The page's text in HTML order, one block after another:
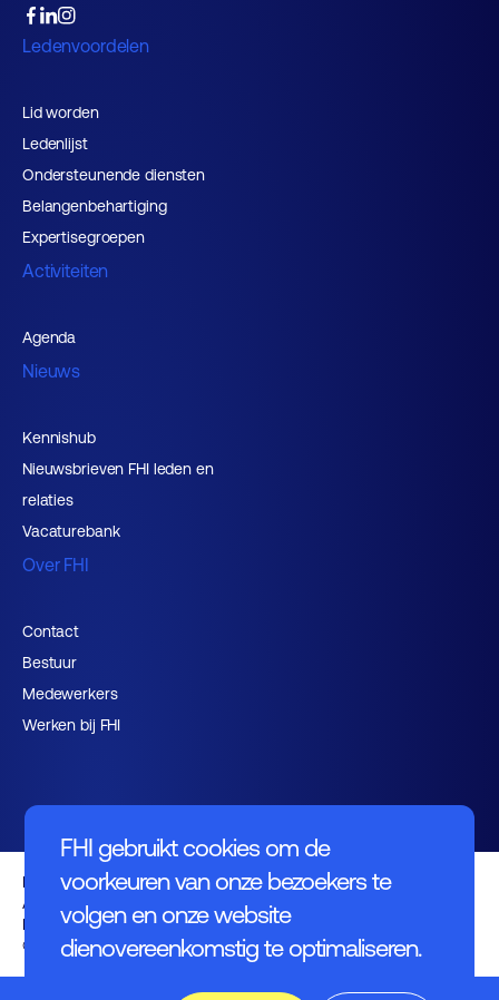
FHI gebruikt cookies om de
voorkeuren van onze bezoekers te
volgen en onze website
dienovereenkomstig te optimaliseren.
Ledenvoordelen
Lid worden
Ledenlijst
Ondersteunende diensten
Belangenbehartiging
Expertisegroepen
Activiteiten
Agenda
Nieuws
Kennishub
Nieuwsbrieven FHI leden en
relaties
Vacaturebank
Over FHI
Contact
Bestuur
Medewerkers
Werken bij FHI
Privacybeleid
Algemene voorwaarden
Disclaimer
© FHI 2026